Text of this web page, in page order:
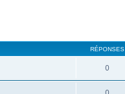
RÉPONSES
0